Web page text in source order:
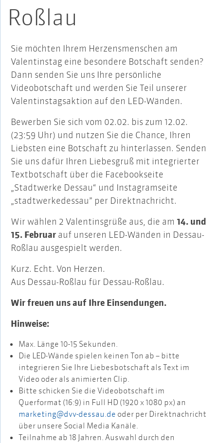
Roßlau
Sie möchten Ihrem Herzensmenschen am
Valentinstag eine besondere Botschaft senden?
Dann senden Sie uns Ihre persönliche
Videobotschaft und werden Sie Teil unserer
Valentinstagsaktion auf den LED-Wänden.
Bewerben Sie sich vom 02.02. bis zum 12.02.
(23:59 Uhr) und nutzen Sie die Chance, Ihren
Liebsten eine Botschaft zu hinterlassen. Senden
Sie uns dafür Ihren Liebesgruß mit integrierter
Textbotschaft über die Facebookseite
„Stadtwerke Dessau“ und Instagramseite
„stadtwerkedessau” per Direktnachricht.
Wir wählen 2 Valentinsgrüße aus, die am 14. und
15. Februar auf unseren LED-Wänden in Dessau-
Roßlau ausgespielt werden.
Kurz. Echt. Von Herzen.
Aus Dessau-Roßlau für Dessau-Roßlau.
Wir freuen uns auf Ihre Einsendungen.
Hinweise:
Max. Länge 10-15 Sekunden.
Die LED-Wände spielen keinen Ton ab – bitte
integrieren Sie Ihre Liebesbotschaft als Text im
Video oder als animierten Clip.
Bitte schicken Sie die Videobotschaft im
Querformat (16:9) in Full HD (1920 x 1080 px) an
marketing@dvv-dessau.de oder per Direktnachricht
über unsere Social Media Kanäle.
Teilnahme ab 18 Jahren. Auswahl durch den